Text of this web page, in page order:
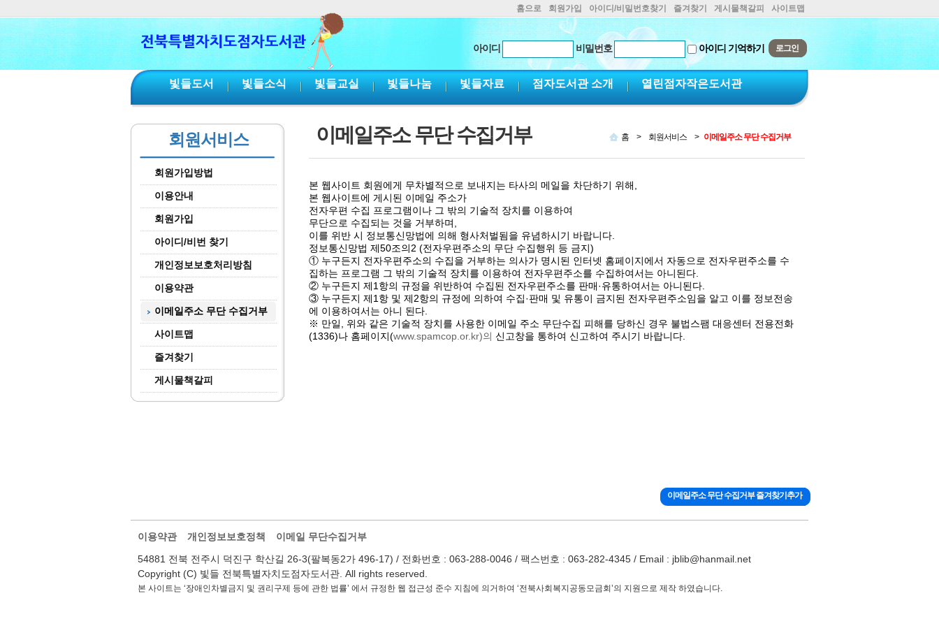
홈으로 회원가입 아이디/비밀번호찾기 즐겨찾기 게시물책갈피 사이트맵
아이디 비밀번호 아이디 기억하기
빛들도서 빛들소식 빛들교실 빛들나눔 빛들자료 점자도서관 소개 열린점자작은도서관
회원서비스
회원가입방법
이용안내
회원가입
아이디/비번 찾기
개인정보보호처리방침
이용약관
이메일주소 무단 수집거부
사이트맵
즐겨찾기
게시물책갈피
홈 > 회원서비스 > 이메일주소 무단 수집거부
이메일주소 무단 수집거부
본 웹사이트 회원에게 무차별적으로 보내지는 타사의 메일을 차단하기 위해,
본 웹사이트에 게시된 이메일 주소가
전자우편 수집 프로그램이나 그 밖의 기술적 장치를 이용하여
무단으로 수집되는 것을 거부하며,
이를 위반 시 정보통신망법에 의해 형사처벌됨을 유념하시기 바랍니다.
정보통신망법 제50조의2 (전자우편주소의 무단 수집행위 등 금지)
① 누구든지 전자우편주소의 수집을 거부하는 의사가 명시된 인터넷 홈페이지에서 자동으로 전자우편주소를 수
집하는 프로그램 그 밖의 기술적 장치를 이용하여 전자우편주소를 수집하여서는 아니된다.
② 누구든지 제1항의 규정을 위반하여 수집된 전자우편주소를 판매·유통하여서는 아니된다.
③ 누구든지 제1항 및 제2항의 규정에 의하여 수집·판매 및 유통이 금지된 전자우편주소임을 알고 이를 정보전송
에 이용하여서는 아니 된다.
※ 만일, 위와 같은 기술적 장치를 사용한 이메일 주소 무단수집 피해를 당하신 경우 불법스팸 대응센터 전용전화
(1336)나 홈페이지(www.spamcop.or.kr)의 신고창을 통하여 신고하여 주시기 바랍니다.
이메일주소 무단 수집거부 즐겨찾기추가
이용약관 개인정보보호정책
이메일 무단수집거부
54881 전북 전주시 덕진구 학산길 26-3(팔복동2가 496-17) / 전화번호 : 063-288-0046 / 팩스번호 : 063-282-4345 / Email : jblib@hanmail.net
Copyright (C) 빛들 전북특별자치도점자도서관. All rights reserved.
본 사이트는 ‘장애인차별금지 및 권리구제 등에 관한 법률’ 에서 규정한 웹 접근성 준수 지침에 의거하여 ‘전북사회복지공동모금회’의 지원으로 제작 하였습니다.